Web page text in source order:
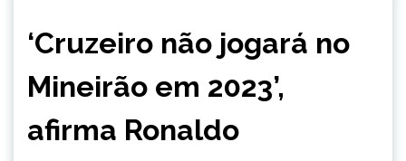
‘Cruzeiro não jogará no
Mineirão em 2023’,
afirma Ronaldo